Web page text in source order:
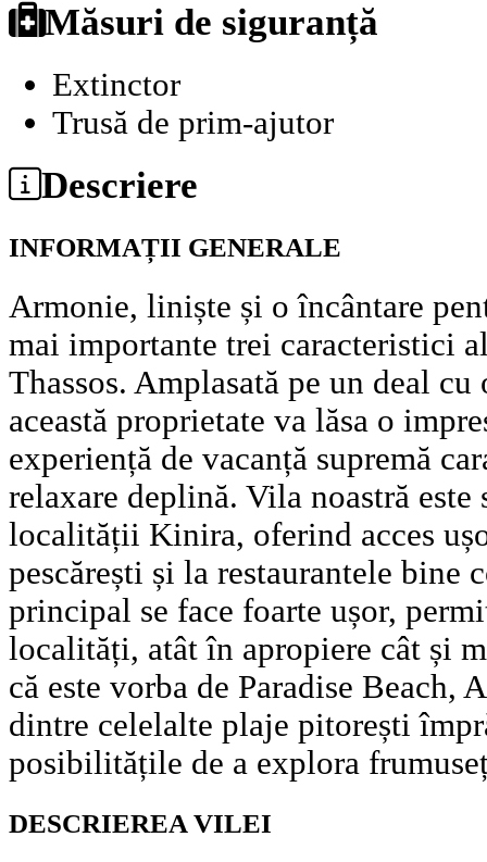
Măsuri de siguranță
Extinctor
Trusă de prim-ajutor
Descriere
INFORMAȚII GENERALE
Armonie, liniște și o încântare
mai importante trei caracteristici
Thassos. Amplasată pe un deal
această proprietate va lăsa o
experiență de vacanță supremă
relaxare deplină. Vila noastră este
localității Kinira, oferind acces
pescărești și la restaurantele bine
principal se face foarte ușor,
localități, atât în apropiere cât și
că este vorba de Paradise Beach,
dintre celelalte plaje pitorești
posibilitățile de a explora
DESCRIEREA VILEI